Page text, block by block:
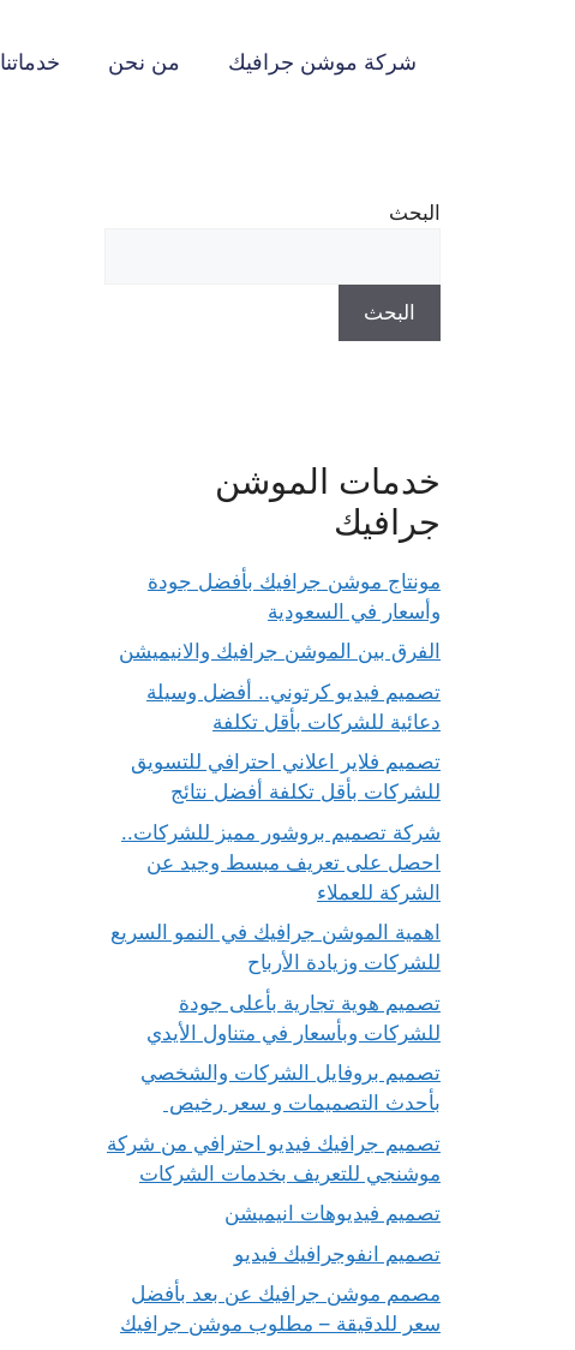
شركة موشن جرافيك من نحن خدماتنا
البحث
البحث
خدمات الموشن
جرافيك
مونتاج موشن جرافيك بأفضل جودة
وأسعار في السعودية
الفرق بين الموشن جرافيك والانيميشن
تصميم فيديو كرتوني.. أفضل وسيلة
دعائية للشركات بأقل تكلفة
تصميم فلاير اعلاني احترافي للتسويق
للشركات بأقل تكلفة أفضل نتائج
شركة تصميم بروشور مميز للشركات..
احصل على تعريف مبسط وجيد عن
الشركة للعملاء
اهمية الموشن جرافيك في النمو السريع
للشركات وزيادة الأرباح
تصميم هوية تجارية بأعلى جودة
للشركات وبأسعار في متناول الأيدي
تصميم بروفايل الشركات والشخصي
بأحدث التصميمات و سعر رخيص
تصميم جرافيك فيديو احترافي من شركة
موشنجي للتعريف بخدمات الشركات
تصميم فيديوهات انيميشن
تصميم انفوجرافيك فيديو
مصمم موشن جرافيك عن بعد بأفضل
سعر للدقيقة – مطلوب موشن جرافيك